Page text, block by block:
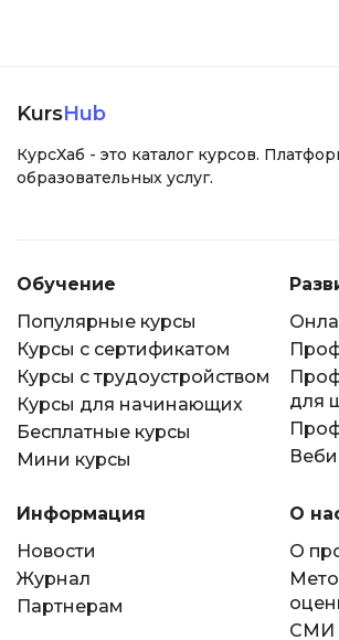
KursHub
КурсХаб - это каталог курсов.
образовательных услуг.
Обучение
Популярные курсы
Курсы с сертификатом
Курсы с трудоустройством
Курсы для начинающих
Бесплатные курсы
Мини курсы
для
Информация
Новости
Журнал
Партнерам
О
О
СМИ